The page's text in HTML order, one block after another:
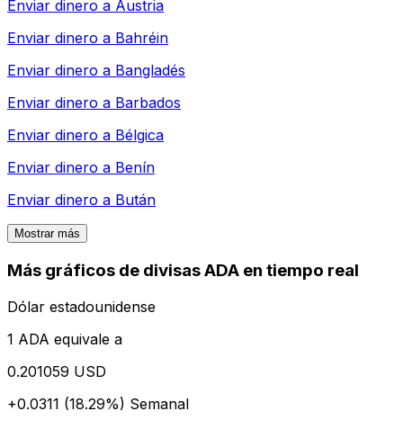
Enviar dinero a Austria
Enviar dinero a Bahréin
Enviar dinero a Bangladés
Enviar dinero a Barbados
Enviar dinero a Bélgica
Enviar dinero a Benín
Enviar dinero a Bután
Mostrar más
Más gráficos de divisas ADA en tiempo real
Dólar estadounidense
1 ADA equivale a
0.201059 USD
+0.0311 (18.29%) Semanal